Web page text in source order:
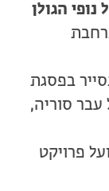
מתחיל בשעה 13:00 ברחבת
בפסגת
עבר סוריה,
פרויקט